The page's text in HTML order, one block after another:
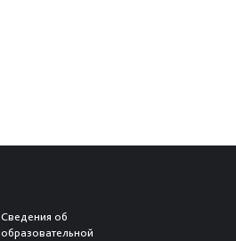
Сведения об
образовательной